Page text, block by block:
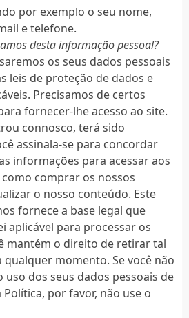
por exemplo o seu nome,
e telefone.
desta informação pessoal?
os seus dados pessoais
leis de proteção de dados e
Precisamos de certos
fornecer-lhe acesso ao site.
connosco, terá sido
assinala-se para concordar
informações para acessar aos
comprar os nossos
o nosso conteúdo. Este
fornece a base legal que
aplicável para processar os
mantém o direito de retirar tal
momento. Se você não
dos seus dados pessoais de
por favor, não use o